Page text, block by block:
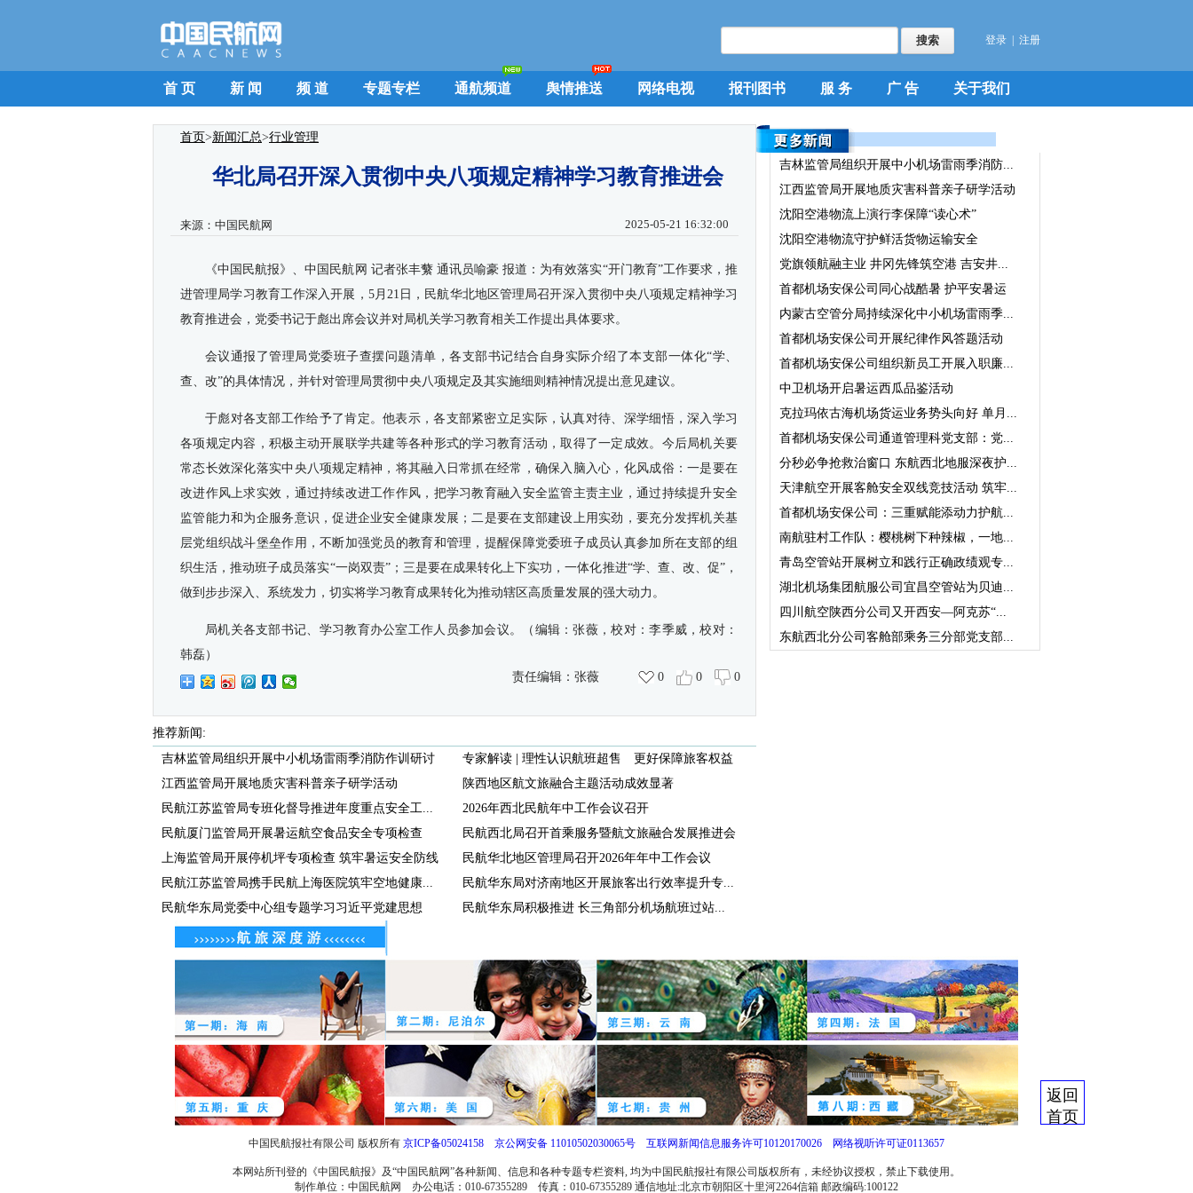
登录 注册
首 页 新 闻 频 道 专题专栏 通航频道 舆情推送 网络电视 报刊图书 服 务 广 告 关于我们
首页>新闻汇总>行业管理
华北局召开深入贯彻中央八项规定精神学习教育推进会
来源： 中国民航网 2025-05-21 16:32:00
《中国民航报》、中国民航网 记者张丰蘩 通讯员喻豪 报道：为有效落实“开门教育”工作要求，推
进管理局学习教育工作深入开展，5月21日，民航华北地区管理局召开深入贯彻中央八项规定精神学习
教育推进会，党委书记于彪出席会议并对局机关学习教育相关工作提出具体要求。
会议通报了管理局党委班子查摆问题清单，各支部书记结合自身实际介绍了本支部一体化“学、
查、改”的具体情况，并针对管理局贯彻中央八项规定及其实施细则精神情况提出意见建议。
于彪对各支部工作给予了肯定。他表示，各支部紧密立足实际，认真对待、深学细悟，深入学习
各项规定内容，积极主动开展联学共建等各种形式的学习教育活动，取得了一定成效。今后局机关要
常态长效深化落实中央八项规定精神，将其融入日常抓在经常，确保入脑入心，化风成俗：一是要在
改进作风上求实效，通过持续改进工作作风，把学习教育融入安全监管主责主业，通过持续提升安全
监管能力和为企服务意识，促进企业安全健康发展；二是要在支部建设上用实劲，要充分发挥机关基
层党组织战斗堡垒作用，不断加强党员的教育和管理，提醒保障党委班子成员认真参加所在支部的组
织生活，推动班子成员落实“一岗双责”；三是要在成果转化上下实功，一体化推进“学、查、改、促”，
做到步步深入、系统发力，切实将学习教育成果转化为推动辖区高质量发展的强大动力。
局机关各支部书记、学习教育办公室工作人员参加会议。（编辑：张薇，校对：李季威，校对：
韩磊）
责任编辑： 张薇 0 0 0
推荐新闻:
吉林监管局组织开展中小机场雷雨季消防作训研讨
江西监管局开展地质灾害科普亲子研学活动
民航江苏监管局专班化督导推进年度重点安全工...
民航厦门监管局开展暑运航空食品安全专项检查
上海监管局开展停机坪专项检查 筑牢暑运安全防线
民航江苏监管局携手民航上海医院筑牢空地健康...
民航华东局党委中心组专题学习习近平党建思想
专家解读 | 理性认识航班超售 更好保障旅客权益
陕西地区航文旅融合主题活动成效显著
2026年西北民航年中工作会议召开
民航西北局召开首乘服务暨航文旅融合发展推进会
民航华北地区管理局召开2026年年中工作会议
民航华东局对济南地区开展旅客出行效率提升专...
民航华东局积极推进 长三角部分机场航班过站...
吉林监管局组织开展中小机场雷雨季消防...
江西监管局开展地质灾害科普亲子研学活动
沈阳空港物流上演行李保障“读心术”
沈阳空港物流守护鲜活货物运输安全
党旗领航融主业 井冈先锋筑空港 吉安井...
首都机场安保公司同心战酷暑 护平安暑运
内蒙古空管分局持续深化中小机场雷雨季...
首都机场安保公司开展纪律作风答题活动
首都机场安保公司组织新员工开展入职廉...
中卫机场开启暑运西瓜品鉴活动
克拉玛依古海机场货运业务势头向好 单月...
首都机场安保公司通道管理科党支部：党...
分秒必争抢救治窗口 东航西北地服深夜护...
天津航空开展客舱安全双线竞技活动 筑牢...
首都机场安保公司：三重赋能添动力护航...
南航驻村工作队：樱桃树下种辣椒，一地...
青岛空管站开展树立和践行正确政绩观专...
湖北机场集团航服公司宜昌空管站为贝迪...
四川航空陕西分公司又开西安—阿克苏“...
东航西北分公司客舱部乘务三分部党支部...
返回
首页
中国民航报社有限公司 版权所有 京ICP备05024158 京公网安备 11010502030065号 互联网新闻信息服务许可10120170026 网络视听许可证0113657
本网站所刊登的《中国民航报》及“中国民航网”各种新闻、信息和各种专题专栏资料, 均为中国民航报社有限公司版权所有，未经协议授权，禁止下载使用。
制作单位：中国民航网 办公电话：010-67355289 传真：010-67355289 通信地址:北京市朝阳区十里河2264信箱 邮政编码:100122